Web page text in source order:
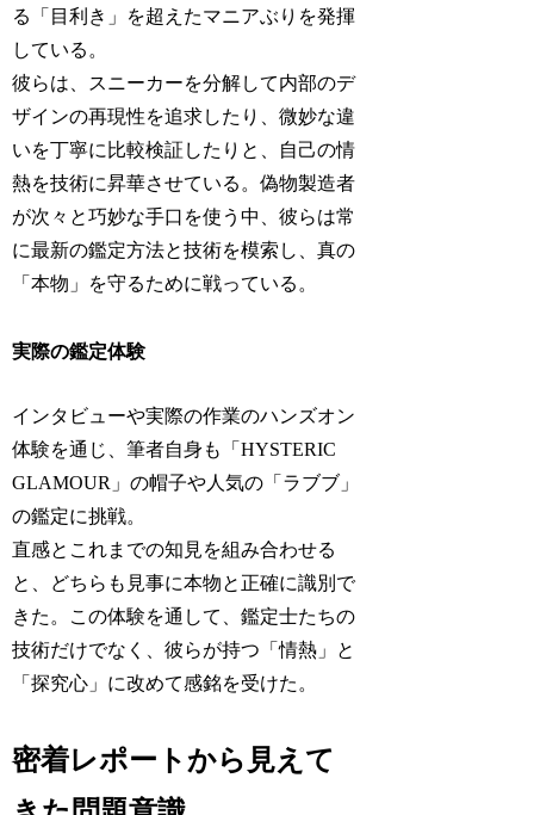
る「目利き」を超えたマニアぶりを発揮
している。
彼らは、スニーカーを分解して内部のデ
ザインの再現性を追求したり、微妙な違
いを丁寧に比較検証したりと、自己の情
熱を技術に昇華させている。偽物製造者
が次々と巧妙な手口を使う中、彼らは常
に最新の鑑定方法と技術を模索し、真の
「本物」を守るために戦っている。
実際の鑑定体験
インタビューや実際の作業のハンズオン
体験を通じ、筆者自身も「HYSTERIC
GLAMOUR」の帽子や人気の「ラブブ」
の鑑定に挑戦。
直感とこれまでの知見を組み合わせる
と、どちらも見事に本物と正確に識別で
きた。この体験を通して、鑑定士たちの
技術だけでなく、彼らが持つ「情熱」と
「探究心」に改めて感銘を受けた。
密着レポートから見えて